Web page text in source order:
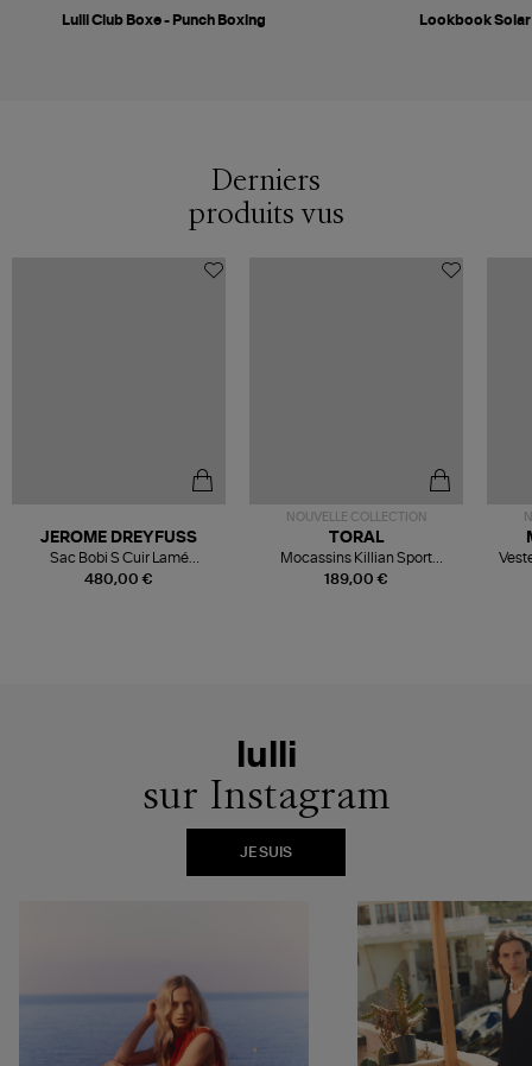
Lulli Club Boxe - Punch Boxing Lookbook
Derniers
produits vus
480,00 €
JEROME DREYFUSS
Sac Bobi S Cuir Lamé
Champagne
NOUVELLE COLLECTION
189,00 €
TORAL
Mocassins Killian Sport
Mousse
lulli
sur Instagram
JE SUIS